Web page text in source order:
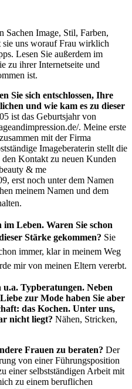
Sachen Image, Stil, Farben,
uns worauf Frau wirklich
Lesen Sie außerdem im
zu ihrer Internetseite und
ist.
Sie sich entschlossen, Ihre
und wie kam es zu dieser
ist das Geburtsjahr von
. Meine erste
mit der Firma
Imageberaterin stellt die
Kontakt zu neuen Kunden
& me
erst noch unter dem Namen
meinem Namen und dem
Leben. Waren Sie schon
Stärke gekommen? Sie
immer, klar in meinem Weg
mir von meinen Eltern vererbt.
u.a. Typberatungen. Neben
zur Mode haben Sie aber
das Kochen. Unter uns,
nicht liegt? Nähen, Stricken,
Frauen zu beraten? Der
von einer Führungsposition
einer selbstständigen Arbeit mit
zu einem beruflichen